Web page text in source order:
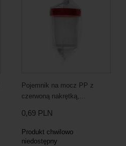
Pojemnik na mocz PP z
czerwoną nakrętką,...
0,69 PLN
Produkt chwilowo
niedostępny